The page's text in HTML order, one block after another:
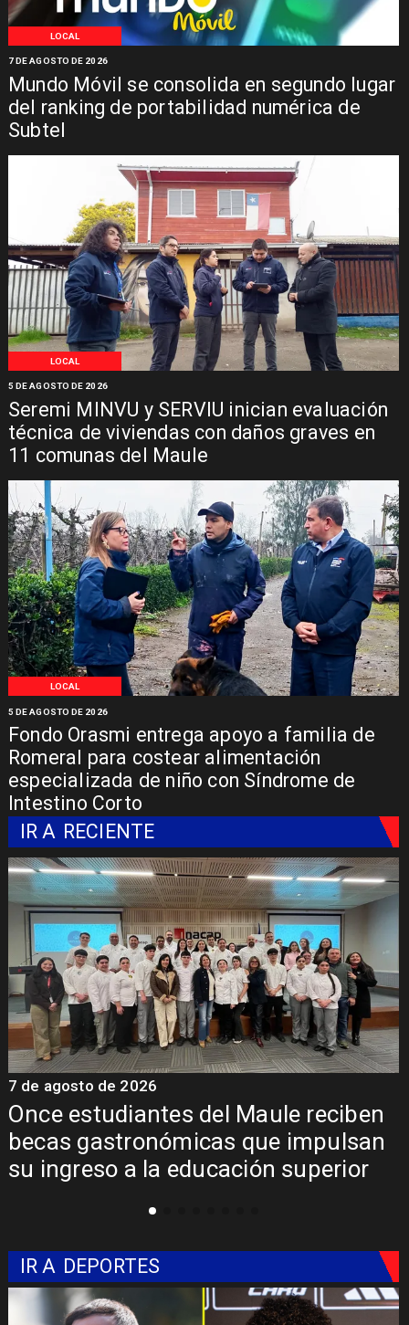
LOCAL
Mundo Móvil se consolida en segundo lugar
del ranking de portabilidad numérica de
Subtel
7 DE AGOSTO DE 2026
LOCAL
Seremi MINVU y SERVIU inician evaluación
técnica de viviendas con daños graves en
11 comunas del Maule
5 DE AGOSTO DE 2026
LOCAL
Fondo Orasmi entrega apoyo a familia de
Romeral para costear alimentación
especializada de niño con Síndrome de
Intestino Corto
5 DE AGOSTO DE 2026
IR A RECIENTE
Álvarez-Salamanca lidera la apuesta
regional para consolidar el Paso
Pehuenche como alternativa a Los
7 de agosto de 2026
IR A DEPORTES